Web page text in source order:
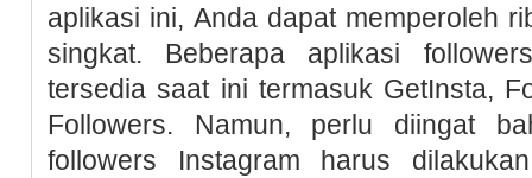
aplikasi ini, Anda dapat memperoleh
singkat. Beberapa aplikasi
tersedia saat ini termasuk GetInsta,
Followers. Namun, perlu diingat
followers Instagram harus